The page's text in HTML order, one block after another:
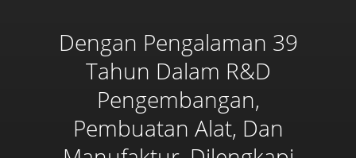
Dengan Pengalaman 39
Tahun Dalam R&D
Pengembangan,
Pembuatan Alat, Dan